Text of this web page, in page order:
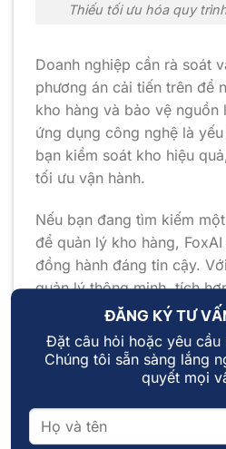
Thiếu tối ưu hóa quy
Doanh nghiệp cần rà soát
phương án cải tiến trên để
kho hàng và bảo vệ nguồn
ứng dụng công nghệ là
bạn kiểm soát kho hiệu
tối ưu vận hành.
Nếu bạn đang tìm kiếm
để quản lý kho hàng,
đồng hành đáng tin cậy.
quản lý thông minh, tích
nhanh chóng và báo cáo
doanh nghiệp tiết kiệm
cao năng suất vượt trội.
ĐĂNG KÝ TƯ
Đặt câu hỏi hoặc yêu
Chúng tôi sẵn sàng lắng
quyết mọi